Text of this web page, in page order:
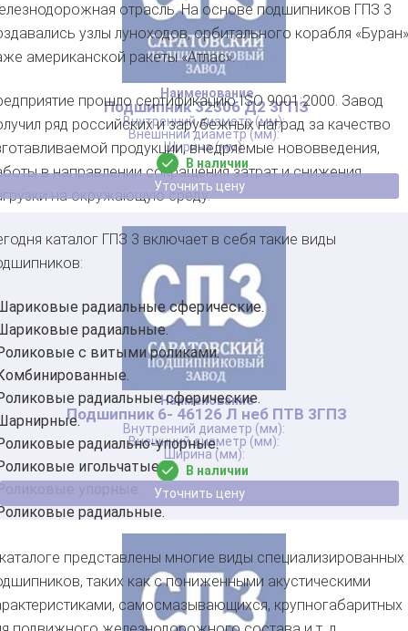
Подшипник 32306 Д2 3ГПЗ
В наличии
Уточнить цену
Подшипник 6- 46126 Л неб ПТВ 3ГПЗ
В наличии
Уточнить цену
отрасль. На основе подшипников ГПЗ 3
узлы луноходов, орбитального корабля
американской ракеты «Атлас».
прошло сертификацию ISO 9001:2000. Завод
ряд российских и зарубежных наград за качество
продукции, внедряемые нововведения,
в направлении сокращения затрат и снижения
на окружающую среду.
каталог ГПЗ 3 включает в себя такие виды
радиальные сферические.
радиальные.
с витыми роликами.
радиальные сферические.
радиально-упорные.
игольчатые.
упорные.
радиальные.
представлены многие виды специализированных
таких как с пониженными акустическими
самосмазывающихся, крупногабаритных